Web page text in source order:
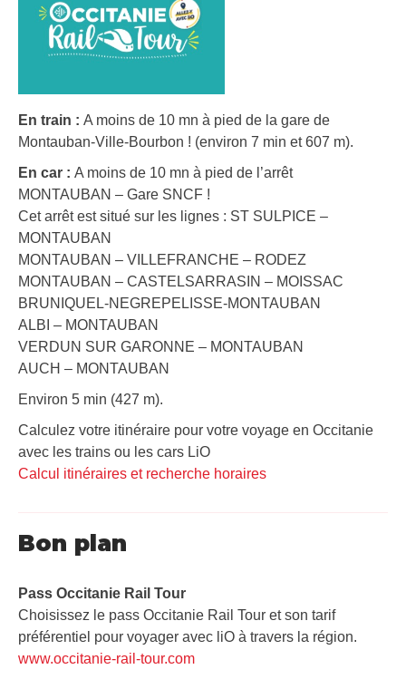
En train : A moins de 10 mn à pied de la gare de
Montauban-Ville-Bourbon ! (environ 7 min et 607 m).
En car : A moins de 10 mn à pied de l’arrêt
MONTAUBAN – Gare SNCF !
Cet arrêt est situé sur les lignes : ST SULPICE –
MONTAUBAN
MONTAUBAN – VILLEFRANCHE – RODEZ
MONTAUBAN – CASTELSARRASIN – MOISSAC
BRUNIQUEL-NEGREPELISSE-MONTAUBAN
ALBI – MONTAUBAN
VERDUN SUR GARONNE – MONTAUBAN
AUCH – MONTAUBAN
Environ 5 min (427 m).
Calculez votre itinéraire pour votre voyage en Occitanie
avec les trains ou les cars LiO
Calcul itinéraires et recherche horaires
Bon plan
Pass Occitanie Rail Tour​
Choisissez le pass Occitanie Rail Tour et son tarif
préférentiel pour voyager avec liO à travers la région.
www.occitanie-rail-tour.com